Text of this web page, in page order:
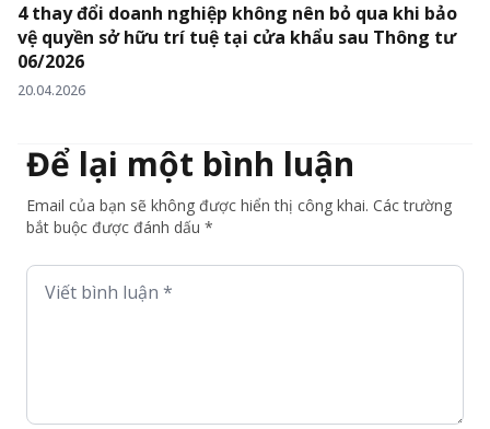
4 thay đổi doanh nghiệp không nên bỏ qua khi bảo
vệ quyền sở hữu trí tuệ tại cửa khẩu sau Thông tư
06/2026
20.04.2026
Để lại một bình luận
Email của bạn sẽ không được hiển thị công khai. Các trường
bắt buộc được đánh dấu *
Viết bình luận *